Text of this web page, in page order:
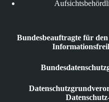
Bundesbeauftragte für